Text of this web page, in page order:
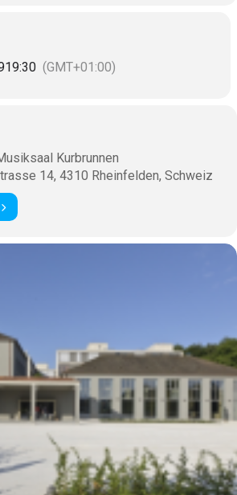
19:30 (GMT+01:00)
Kurbrunnen
14, 4310 Rheinfelden, Schweiz